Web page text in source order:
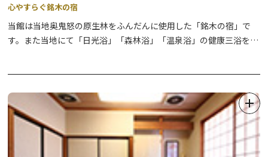
心やすらぐ銘木の宿
当館は当地奥鬼怒の原生林をふんだんに使用した「銘木の宿」で
す。また当地にて「日光浴」「森林浴」「温泉浴」の健康三浴を楽